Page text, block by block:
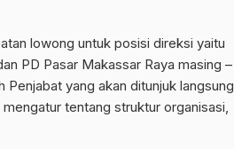
lowong untuk posisi direksi yaitu
PD Pasar Makassar Raya masing –
yang akan ditunjuk langsung
tentang struktur organisasi,